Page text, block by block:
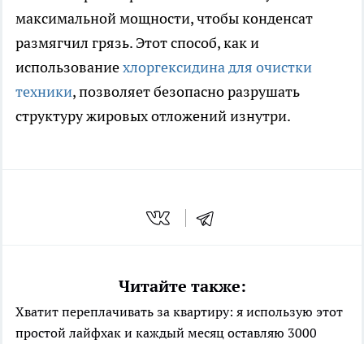
максимальной мощности, чтобы конденсат
размягчил грязь. Этот способ, как и
использованиехлоргексидина для очистки
техники, позволяет безопасно разрушать
структуру жировых отложений изнутри.
Читайте также:
Хватит переплачивать за квартиру: я использую этот
простой лайфхак и каждый месяц оставляю 3000